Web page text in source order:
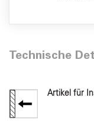
Technische
Artikel für